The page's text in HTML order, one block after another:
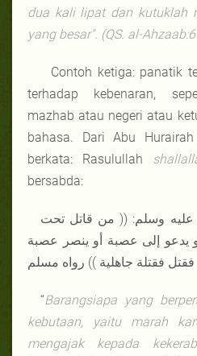
dua kali lipat dan kutuklah
yang besar". (QS. al-
Contoh ketiga: panatik
terhadap kebenaran,
mazhab atau negeri atau
bahasa. Dari Abu Hurairah
berkata: Rasulullah
bersabda:
عليه وسلم: (( من قاتل تحت
يدعو إلى عصبة أو ينصر عصبة
فقتل فقتلة جاهلية )) رواه مسلم
“Barangsiapa yang
kebutaan, yaitu marah
mengajak kepada